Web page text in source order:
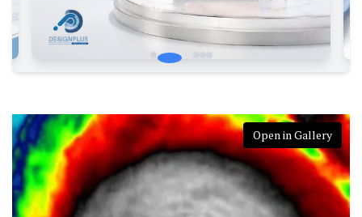
Open in Gallery